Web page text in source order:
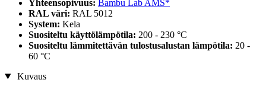
Yhteensopivuus: Bambu Lab AMS*
RAL väri: RAL 5012
System: Kela
Suositeltu käyttölämpötila: 200 - 230 °C
Suositeltu lämmitettävän tulostusalustan lämpötila: 20 -
60 °C
Kuvaus